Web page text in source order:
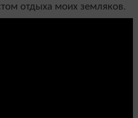
отдыха моих земляков.